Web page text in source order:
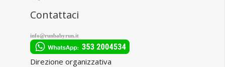
Contattaci
info@runbabyrun.it
Direzione organizzativa